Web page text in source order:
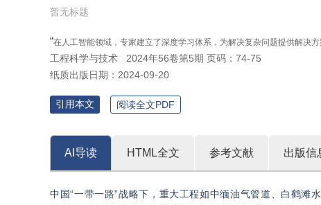
暂无标题
“在人工智能领域，专家建立了深度学习体系，为解决复杂问题提供解决方
工程科学与技术
2024年56卷第5期 页码：74-75
纸质出版日期： 2024-09-20
引用本文 阅读全文PDF
AI导读 HTML全文 参考文献 出版信
中国“一带一路”战略下，重大工程如中缅油气管道、白鹤